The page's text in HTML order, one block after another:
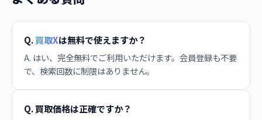
Q.買取Xは無料で使えますか？
A. はい、完全無料でご利用いただけます。会員登録も不要
で、検索回数に制限はありません。
Q. 買取価格は正確ですか？